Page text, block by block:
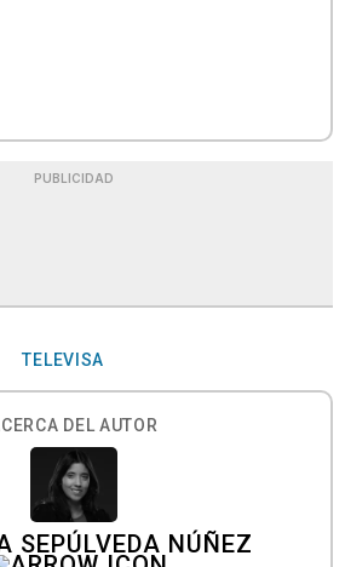
PUBLICIDAD
TELEVISA
DEL AUTOR
SEPÚLVEDA NÚÑEZ